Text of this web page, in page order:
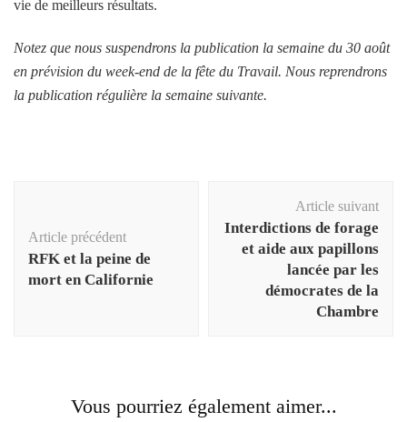
vie de meilleurs résultats.
Notez que nous suspendrons la publication la semaine du 30 août
en prévision du week-end de la fête du Travail. Nous reprendrons
la publication régulière la semaine suivante.
Article précédent
RFK et la peine de
mort en Californie
Article suivant
Interdictions de forage
et aide aux papillons
lancée par les
démocrates de la
Chambre
Vous pourriez également aimer...